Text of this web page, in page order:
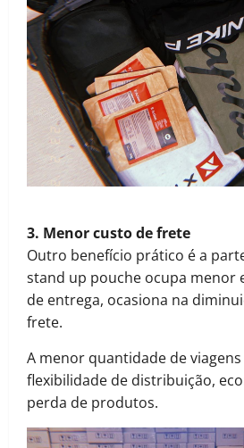
3. Menor custo de frete
Outro benefício prático é a
stand up pouche ocupa menor
de entrega, ocasiona na
frete.
A menor quantidade de
flexibilidade de distribuição,
perda de produtos.